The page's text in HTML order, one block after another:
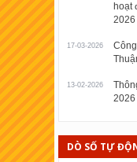
hoạt
2026
17-03-2026
13-02-2026
2026
DÒ SỐ TỰ